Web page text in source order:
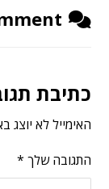
כתיבת
האימייל לא יוצג
התגובה שלך *